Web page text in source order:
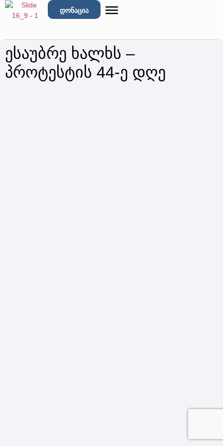
დონაცია
ესაუბრე ხალხს –
პროტესტის 44-ე დღე